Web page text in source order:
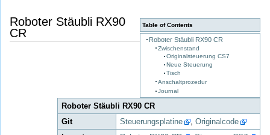
Table of Contents
Roboter Stäubli RX90 CR
Zwischenstand
Originalsteuerung CS7
Neue Steuerung
Tisch
Anschaltprozedur
Journal
Roboter Stäubli RX90
CR
Roboter Stäubli RX90 CR
Git
Steuerungsplatine ,Originalcode